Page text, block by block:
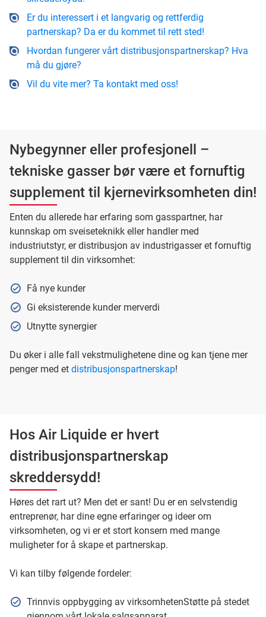
Er du interessert i et langvarig og rettferdig
partnerskap? Da er du kommet til rett sted!
Hvordan fungerer vårt distribusjonspartnerskap? Hva
må du gjøre?
Vil du vite mer? Ta kontakt med oss!
Nybegynner eller profesjonell –
tekniske gasser bør være et fornuftig
supplement til kjernevirksomheten din!
Enten du allerede har erfaring som gasspartner, har
kunnskap om sveiseteknikk eller handler med
industriutstyr, er distribusjon av industrigasser et fornuftig
supplement til din virksomhet:
Få nye kunder
Gi eksisterende kunder merverdi
Utnytte synergier
Du øker i alle fall vekstmulighetene dine og kan tjene mer
penger med et distribusjonspartnerskap!
Hos Air Liquide er hvert
distribusjonspartnerskap
skreddersydd!
Høres det rart ut? Men det er sant! Du er en selvstendig
entreprenør, har dine egne erfaringer og ideer om
virksomheten, og vi er et stort konsern med mange
muligheter for å skape et partnerskap.
Vi kan tilby følgende fordeler:
Trinnvis oppbygging av virksomhetenStøtte på stedet